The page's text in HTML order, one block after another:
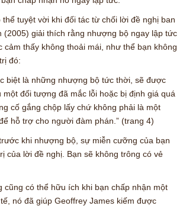
tuyệt vời khi đối tác từ chối lời đề nghị ban
(2005) giải thích rằng nhượng bộ ngay lập tức
cảm thấy không thoải mái, như thể bạn không
đó:
biệt là những nhượng bộ tức thời, sẽ được
một đối tượng đã mắc lỗi hoặc bị định giá quá
cố gắng chộp lấy chứ không phải là một
hỗ trợ cho người đàm phán.” (trang 4)
khi nhượng bộ, sự miễn cưỡng của bạn
của lời đề nghị. Bạn sẽ không trông có vẻ
cũng có thể hữu ích khi bạn chấp nhận một
nó đã giúp Geoffrey James kiếm được